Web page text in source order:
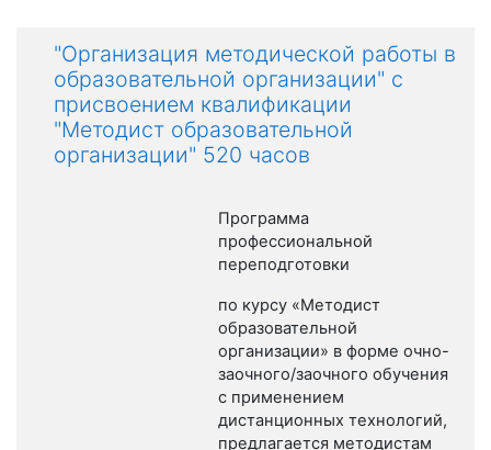
"Организация методической работы в
образовательной организации" с
присвоением квалификации
"Методист образовательной
организации" 520 часов
Программа
профессиональной
переподготовки
по курсу «Методист
образовательной
организации» в форме очно-
заочного/заочного обучения
с применением
дистанционных технологий,
предлагается методистам